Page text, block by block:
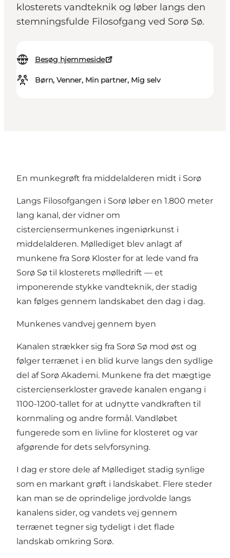
klosterets vandteknik og løber langs den
stemningsfulde Filosofgang ved Sorø Sø.
Besøg hjemmeside
Børn, Venner, Min partner, Mig selv
En munkegrøft fra middelalderen midt i Sorø
Langs Filosofgangen i Sorø løber en 1.800 meter
lang kanal, der vidner om
cisterciensermunkenes ingeniørkunst i
middelalderen. Møllediget blev anlagt af
munkene fra Sorø Kloster for at lede vand fra
Sorø Sø til klosterets mølledrift — et
imponerende stykke vandteknik, der stadig
kan følges gennem landskabet den dag i dag.
Munkenes vandvej gennem byen
Kanalen strækker sig fra Sorø Sø mod øst og
følger terrænet i en blid kurve langs den sydlige
del af Sorø Akademi. Munkene fra det mægtige
cistercienserkloster gravede kanalen engang i
1100-1200-tallet for at udnytte vandkraften til
kornmaling og andre formål. Vandløbet
fungerede som en livline for klosteret og var
afgørende for dets selvforsyning.
I dag er store dele af Møllediget stadig synlige
som en markant grøft i landskabet. Flere steder
kan man se de oprindelige jordvolde langs
kanalens sider, og vandets vej gennem
terrænet tegner sig tydeligt i det flade
landskab omkring Sorø.